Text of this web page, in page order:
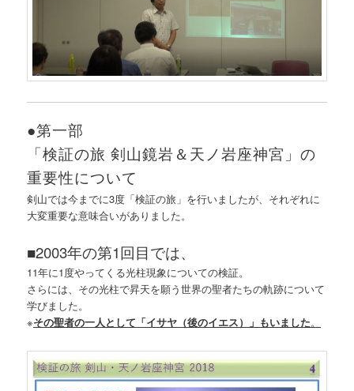
●第一部
「検証の旅 剣山鏡岩＆天ノ岩座神宮」の
重要性について
剣山では今までに3度「検証の旅」を行いましたが、それぞれに
大変重要な意味合いがありました。
■2003年の第1回目では、
11年に1度やってくる光柱現象についての検証。
さらには、その光柱で昇天を願う世界の聖者たちの軌跡について
学びました。
※その聖者の一人として「イサヤ（後のイエス）」もいました。